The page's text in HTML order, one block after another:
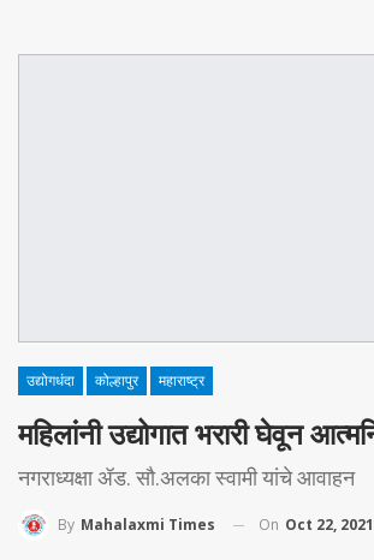
उद्योगधंदा कोल्हापुर महाराष्ट्र
महिलांनी उद्योगात भरारी घेवून
नगराध्यक्षा ॲड. सौ.अलका स्वामी यांचे आवाहन
By Mahalaxmi Times On Oct 22, 2021